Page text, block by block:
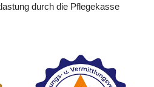
durch die Pflegekasse